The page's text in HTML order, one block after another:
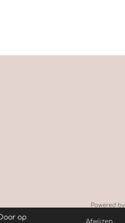
op
Afwijzen
Powered by